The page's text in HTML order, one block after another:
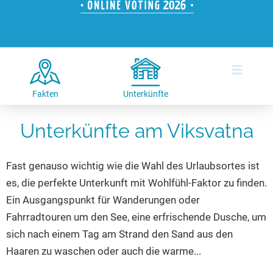
Radtouren am See
Kitesurfen
Kanu- & Kajaktouren
Badeseen in Deutschland
Wellness am See
Romantik Hotels
Urlaub an der Küste
Unterkünfte
Hotels am See
Ferienwohnungen
Camping
Kanu- & Kajak-Urlaub
Wanderurlaub
Bikeurlaub
Auszeit & Wellness
Camping am See
Top-Hotels
Top-Hotel Empfehlungen
Familienhotels
Wellness-Hotels
Biohotels
Ausgefallenes
Häuser auf dem Wasser
Hundefreundliche Unterkünfte
Seen in Deutschland
Seen in Europa
Strandbad-Verzeichnis
Überwachte Badestellen
Unsere See-Highlights
Deutschlands schönste Seen
Top Seen nach Bundesländern
Top Seen nach Regionen
Deutschlands Lieblingsseen
Fakten Unterkünfte
≡
Unterkünfte am Viksvatna
Fast genauso wichtig wie die Wahl des Urlaubsortes ist
es, die perfekte Unterkunft mit Wohlfühl-Faktor zu finden.
Ein Ausgangspunkt für Wanderungen oder
Fahrradtouren um den See, eine erfrischende Dusche, um
sich nach einem Tag am Strand den Sand aus den
Haaren zu waschen oder auch die warme...